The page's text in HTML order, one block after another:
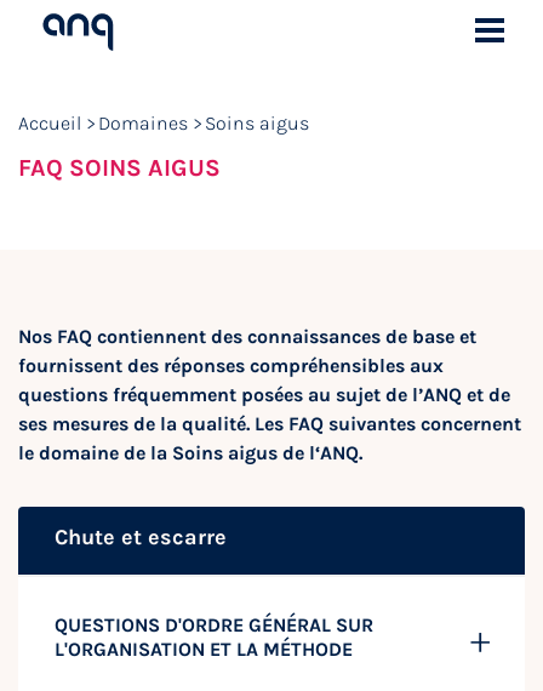
Accueil Domaines Soins aigus
FAQ SOINS AIGUS
Nos FAQ contiennent des connaissances de base et
fournissent des réponses compréhensibles aux
questions fréquemment posées au sujet de l’ANQ et de
ses mesures de la qualité. Les FAQ suivantes concernent
le domaine de la Soins aigus de l‘ANQ.
Chute et escarre
QUESTIONS D'ORDRE GÉNÉRAL SUR
L'ORGANISATION ET LA MÉTHODE